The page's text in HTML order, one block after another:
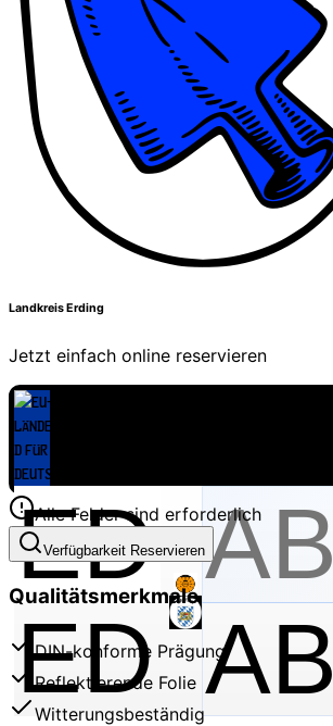
Landkreis Erding
Jetzt einfach online reservieren
ED AB
Alle Felder sind erforderlich
Verfügbarkeit Reservieren
Qualitätsmerkmale
DIN-konforme Prägung
Reflektierende Folie
Witterungsbeständig